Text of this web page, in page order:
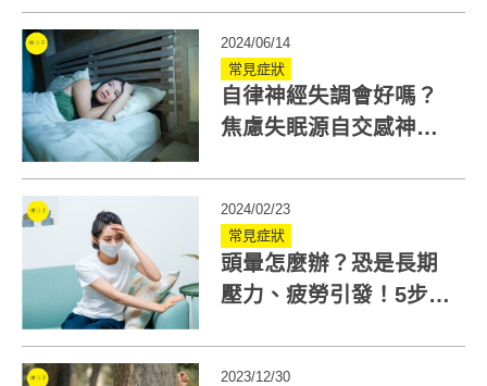
2024/06/14
常見症狀
自律神經失調會好嗎？
焦慮失眠源自交感神經
2024/02/23
常見症狀
頭暈怎麼辦？恐是長期
壓力、疲勞引發！5步驟
2023/12/30